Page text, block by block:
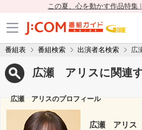
この夏、心を動かす作品特集
番組表 番組検索 出演者名検索 広
広瀬 アリスに関連
広瀬 アリスのプロフィール
広瀬 アリス